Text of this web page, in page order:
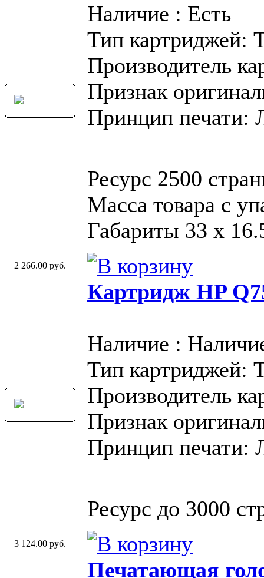
Наличие : Есть
Тип картриджей:
Производитель
Признак
Принцип печати:
Ресурс 2500
Масса товара с
Габариты 33 x
2 266.00 руб.
Картридж HP
Наличие :
Тип картриджей:
Производитель
Признак
Принцип печати:
Ресурс до 3000
3 124.00 руб.
Печатающая